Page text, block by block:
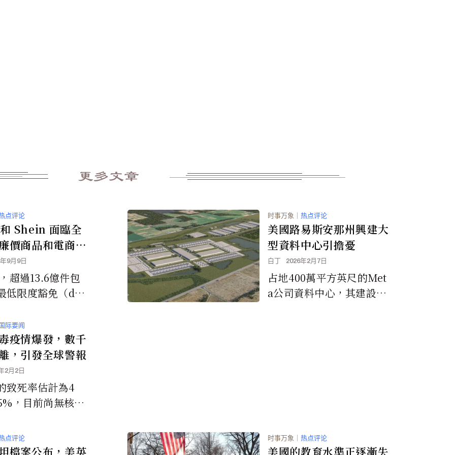
更多文章
点评论
Shein 面臨全
價商品和電商行
9月9日
超過13.6億件包
低限度豁免（de
國，該豁免允許價
美元的進口商品
。 Temu和Shein
物的30%以上——
裹——價值估計
美元。
时事万象 ｜ 热点评论
美國路易斯安那州興建大
型資料中心引擔憂
白丁 2026年2月7日
占地400萬平方英尺的Met
a公司資料中心，其建設正
际要闻
疫情爆發，數千
，引發全球警報
2月2日
致死率估計為4
，目前尚無核准
点评论
檔案公布，美英
时事万象 ｜ 热点评论
美國的教育水準正逐漸失